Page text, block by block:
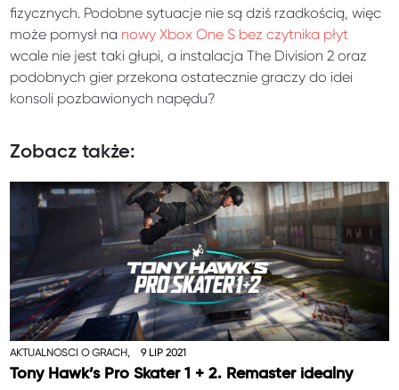
fizycznych. Podobne sytuacje nie są dziś rzadkością, więc
może pomysł na nowy Xbox One S bez czytnika płyt
wcale nie jest taki głupi, a instalacja The Division 2 oraz
podobnych gier przekona ostatecznie graczy do idei
konsoli pozbawionych napędu?
Zobacz także:
AKTUALNOŚCI O GRACH, 9 LIP 2021
Tony Hawk’s Pro Skater 1 + 2. Remaster idealny